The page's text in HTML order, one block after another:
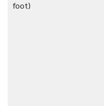
foot)